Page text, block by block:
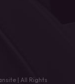
| All Rights